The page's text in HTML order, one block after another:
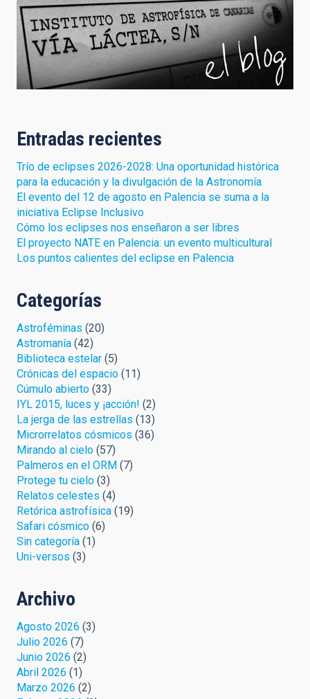
Entradas recientes
Trío de eclipses 2026-2028: Una oportunidad histórica
para la educación y la divulgación de la Astronomía
El evento del 12 de agosto en Palencia se suma a la
iniciativa Eclipse Inclusivo
Cómo los eclipses nos enseñaron a ser libres
El proyecto NATE en Palencia: un evento multicultural
Los puntos calientes del eclipse en Palencia
Categorías
Astroféminas (20)
Astromanía (42)
Biblioteca estelar (5)
Crónicas del espacio (11)
Cúmulo abierto (33)
IYL 2015, luces y ¡acción! (2)
La jerga de las estrellas (13)
Microrrelatos cósmicos (36)
Mirando al cielo (57)
Palmeros en el ORM (7)
Protege tu cielo (3)
Relatos celestes (4)
Retórica astrofísica (19)
Safari cósmico (6)
Sin categoría (1)
Uni-versos (3)
Archivo
Agosto 2026 (3)
Julio 2026 (7)
Junio 2026 (2)
Abril 2026 (1)
Marzo 2026 (2)